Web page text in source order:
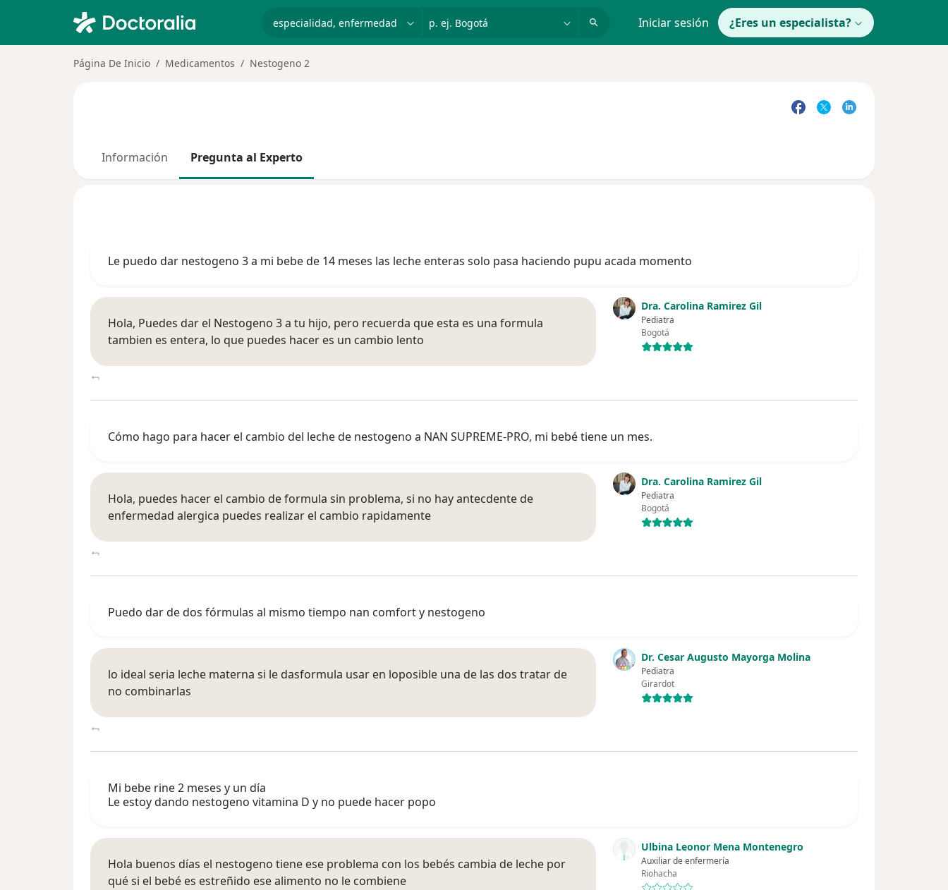
p. ej. Bogotá Iniciar sesión ¿Eres un especialista?
Página De Inicio Medicamentos Nestogeno 2
Información Pregunta al Experto
Le puedo dar nestogeno 3 a mi bebe de 14 meses las leche enteras solo pasa haciendo pupu acada momento
Dra. Carolina Ramirez Gil
Pediatra
Bogotá
Hola, Puedes dar el Nestogeno 3 a tu hijo, pero recuerda que esta es una formula
tambien es entera, lo que puedes hacer es un cambio lento
Cómo hago para hacer el cambio del leche de nestogeno a NAN SUPREME-PRO, mi bebé tiene un mes.
Dra. Carolina Ramirez Gil
Pediatra
Bogotá
Hola, puedes hacer el cambio de formula sin problema, si no hay antecdente de
enfermedad alergica puedes realizar el cambio rapidamente
Puedo dar de dos fórmulas al mismo tiempo nan comfort y nestogeno
Dr. Cesar Augusto Mayorga Molina
Pediatra
Girardot
lo ideal seria leche materna si le dasformula usar en loposible una de las dos tratar de
no combinarlas
Mi bebe rine 2 meses y un día
Le estoy dando nestogeno vitamina D y no puede hacer popo
Ulbina Leonor Mena Montenegro
Auxiliar de enfermería
Riohacha
Hola buenos días el nestogeno tiene ese problema con los bebés cambia de leche por
qué si el bebé es estreñido ese alimento no le combiene